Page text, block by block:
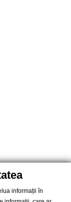
online cu Produse
informații în